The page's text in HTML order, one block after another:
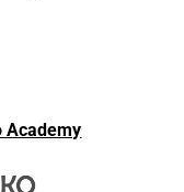
Academy